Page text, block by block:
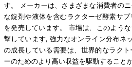
す。 メーカーは、さまざまな消費者の
な錠剤や液体を含むラクターゼ酵素サ
を発売しています。 市場は、このよう
撃しています, 強力なオンライン分布ネ
の成長している需要は、世界的なラク
ーのためのより高い収益を駆動すること